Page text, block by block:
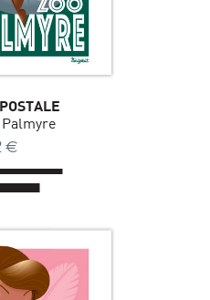
Palmyre
€